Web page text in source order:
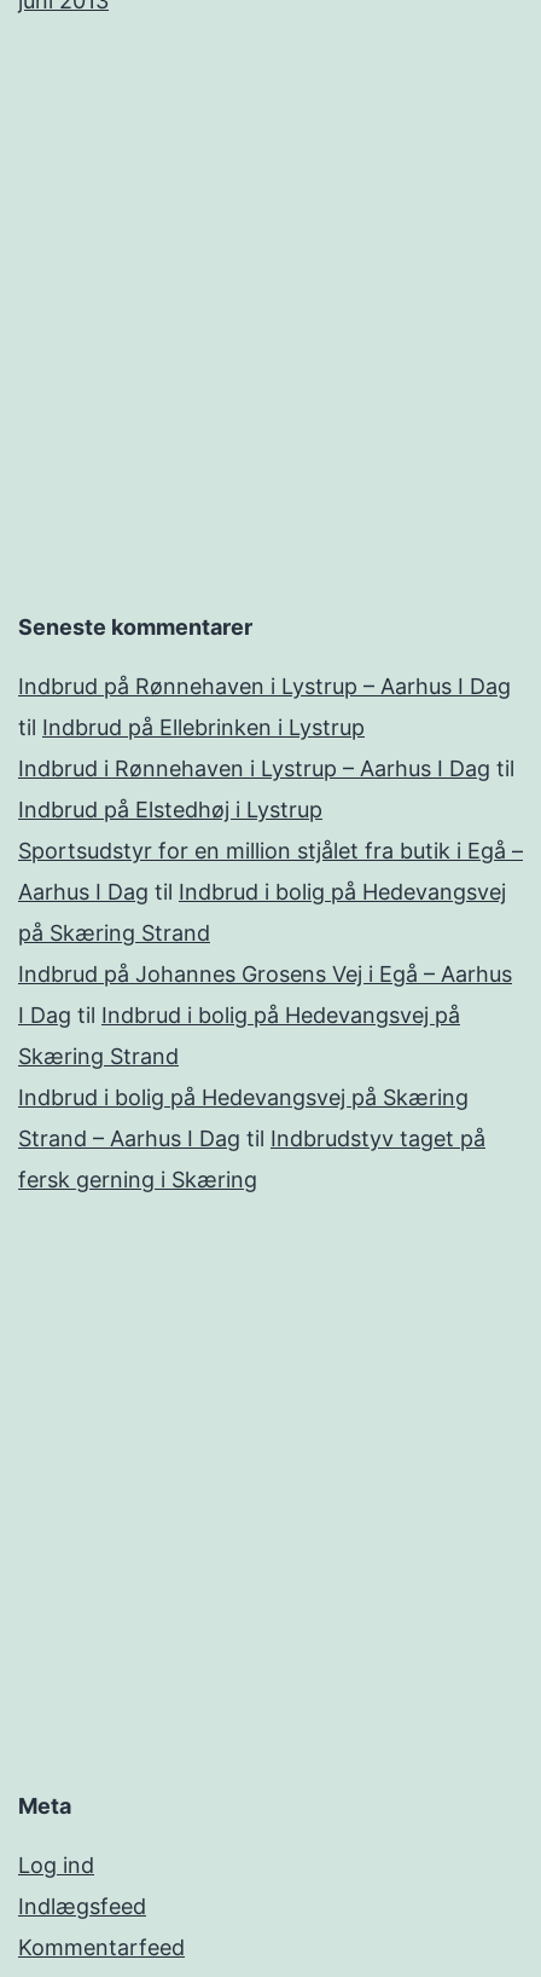
Seneste kommentarer
Indbrud på Rønnehaven i Lystrup – Aarhus I Dag
til Indbrud på Ellebrinken i Lystrup
Indbrud i Rønnehaven i Lystrup – Aarhus I Dag til
Indbrud på Elstedhøj i Lystrup
Sportsudstyr for en million stjålet fra butik i Egå –
Aarhus I Dag til Indbrud i bolig på Hedevangsvej
på Skæring Strand
Indbrud på Johannes Grosens Vej i Egå – Aarhus
I Dag til Indbrud i bolig på Hedevangsvej på
Skæring Strand
Indbrud i bolig på Hedevangsvej på Skæring
Strand – Aarhus I Dag til Indbrudstyv taget på
fersk gerning i Skæring
Meta
Log ind
Indlægsfeed
Kommentarfeed